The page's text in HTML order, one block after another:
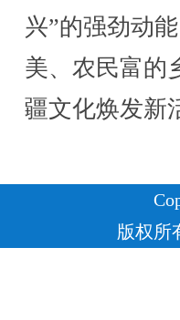
兴”的强劲动
美、农民富的
疆文化焕发新
版权所